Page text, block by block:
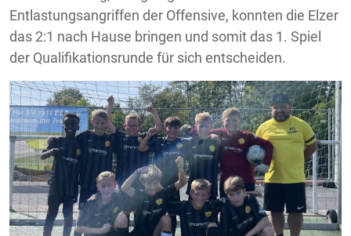
Entlastungsangriffen der Offensive, konnten die Elzer
das 2:1 nach Hause bringen und somit das 1. Spiel
der Qualifikationsrunde für sich entscheiden.